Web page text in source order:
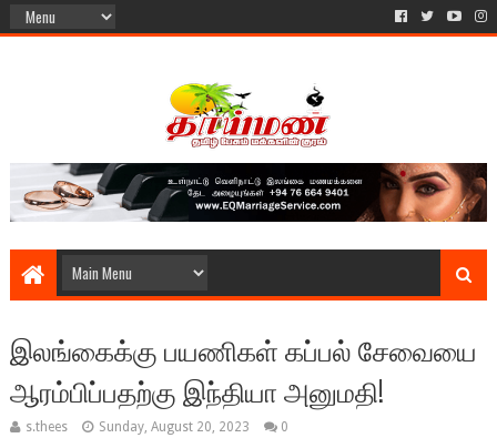
இலங்கைக்கு பயணிகள் கப்பல் சேவையை
ஆரம்பிப்பதற்கு இந்தியா அனுமதி!
s.thees Sunday, August 20, 2023 0